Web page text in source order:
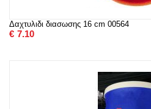
Δαχτυλιδι διασωσης 16 cm 00564
€ 7.10